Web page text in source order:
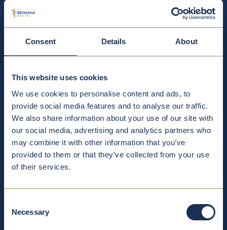
Consent Details About
This website uses cookies
We use cookies to personalise content and ads, to
provide social media features and to analyse our traffic.
We also share information about your use of our site with
our social media, advertising and analytics partners who
may combine it with other information that you’ve
provided to them or that they’ve collected from your use
of their services.
Selection
Necessary
Bandscheibenleiden
Verschleißerscheinungen
Vertebroplastie zur Behandlung osteoporotischer Frakturen
Adhärenzen in Diskulchirurgie